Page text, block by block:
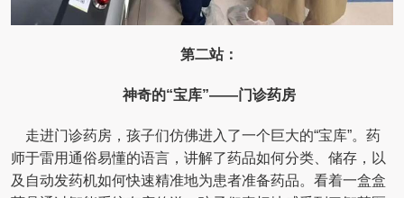
第二站：
神奇的“宝库”——门诊药房
走进门诊药房，孩子们仿佛进入了一个巨大的“宝库”。药
师于雷用通俗易懂的语言，讲解了药品如何分类、储存，以
及自动发药机如何快速精准地为患者准备药品。看着一盒盒